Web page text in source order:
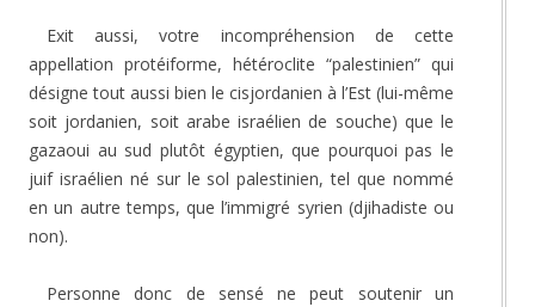
Exit aussi, votre incompréhension de cette
appellation protéiforme, hétéroclite “palestinien” qui
désigne tout aussi bien le cisjordanien à l’Est (lui-même
soit jordanien, soit arabe israélien de souche) que le
gazaoui au sud plutôt égyptien, que pourquoi pas le
juif israélien né sur le sol palestinien, tel que nommé
en un autre temps, que l’immigré syrien (djihadiste ou
non).
Personne donc de sensé ne peut soutenir un